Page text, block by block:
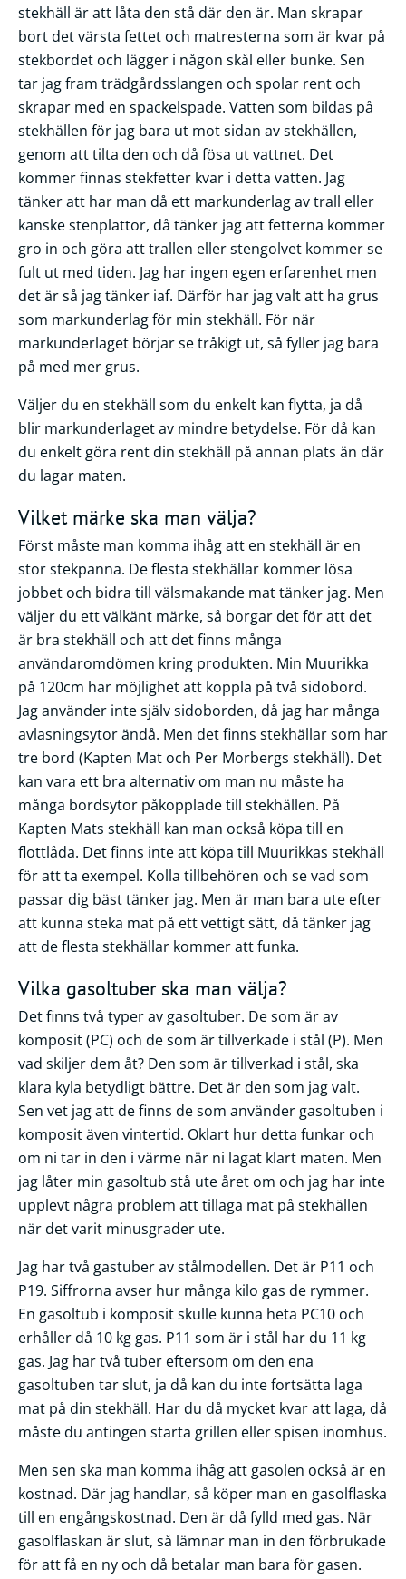
stekhäll är att låta den stå där den är. Man skrapar
bort det värsta fettet och matresterna som är kvar på
stekbordet och lägger i någon skål eller bunke. Sen
tar jag fram trädgårdsslangen och spolar rent och
skrapar med en spackelspade. Vatten som bildas på
stekhällen för jag bara ut mot sidan av stekhällen,
genom att tilta den och då fösa ut vattnet. Det
kommer finnas stekfetter kvar i detta vatten. Jag
tänker att har man då ett markunderlag av trall eller
kanske stenplattor, då tänker jag att fetterna kommer
gro in och göra att trallen eller stengolvet kommer se
fult ut med tiden. Jag har ingen egen erfarenhet men
det är så jag tänker iaf. Därför har jag valt att ha grus
som markunderlag för min stekhäll. För när
markunderlaget börjar se tråkigt ut, så fyller jag bara
på med mer grus.
Väljer du en stekhäll som du enkelt kan flytta, ja då
blir markunderlaget av mindre betydelse. För då kan
du enkelt göra rent din stekhäll på annan plats än där
du lagar maten.
Vilket märke ska man välja?
Först måste man komma ihåg att en stekhäll är en
stor stekpanna. De flesta stekhällar kommer lösa
jobbet och bidra till välsmakande mat tänker jag. Men
väljer du ett välkänt märke, så borgar det för att det
är bra stekhäll och att det finns många
användaromdömen kring produkten. Min Muurikka
på 120cm har möjlighet att koppla på två sidobord.
Jag använder inte själv sidoborden, då jag har många
avlasningsytor ändå. Men det finns stekhällar som har
tre bord (Kapten Mat och Per Morbergs stekhäll). Det
kan vara ett bra alternativ om man nu måste ha
många bordsytor påkopplade till stekhällen. På
Kapten Mats stekhäll kan man också köpa till en
flottlåda. Det finns inte att köpa till Muurikkas stekhäll
för att ta exempel. Kolla tillbehören och se vad som
passar dig bäst tänker jag. Men är man bara ute efter
att kunna steka mat på ett vettigt sätt, då tänker jag
att de flesta stekhällar kommer att funka.
Vilka gasoltuber ska man välja?
Det finns två typer av gasoltuber. De som är av
komposit (PC) och de som är tillverkade i stål (P). Men
vad skiljer dem åt? Den som är tillverkad i stål, ska
klara kyla betydligt bättre. Det är den som jag valt.
Sen vet jag att de finns de som använder gasoltuben i
komposit även vintertid. Oklart hur detta funkar och
om ni tar in den i värme när ni lagat klart maten. Men
jag låter min gasoltub stå ute året om och jag har inte
upplevt några problem att tillaga mat på stekhällen
när det varit minusgrader ute.
Jag har två gastuber av stålmodellen. Det är P11 och
P19. Siffrorna avser hur många kilo gas de rymmer.
En gasoltub i komposit skulle kunna heta PC10 och
erhåller då 10 kg gas. P11 som är i stål har du 11 kg
gas. Jag har två tuber eftersom om den ena
gasoltuben tar slut, ja då kan du inte fortsätta laga
mat på din stekhäll. Har du då mycket kvar att laga, då
måste du antingen starta grillen eller spisen inomhus.
Men sen ska man komma ihåg att gasolen också är en
kostnad. Där jag handlar, så köper man en gasolflaska
till en engångskostnad. Den är då fylld med gas. När
gasolflaskan är slut, så lämnar man in den förbrukade
för att få en ny och då betalar man bara för gasen.